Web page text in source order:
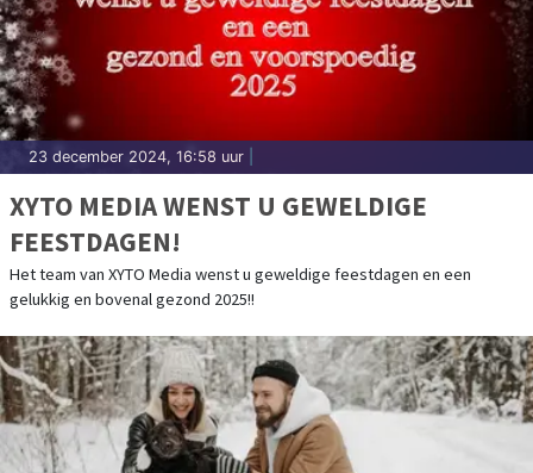
23 december 2024, 16:58 uur
XYTO MEDIA WENST U GEWELDIGE
FEESTDAGEN!
Het team van XYTO Media wenst u geweldige feestdagen en een
gelukkig en bovenal gezond 2025!!